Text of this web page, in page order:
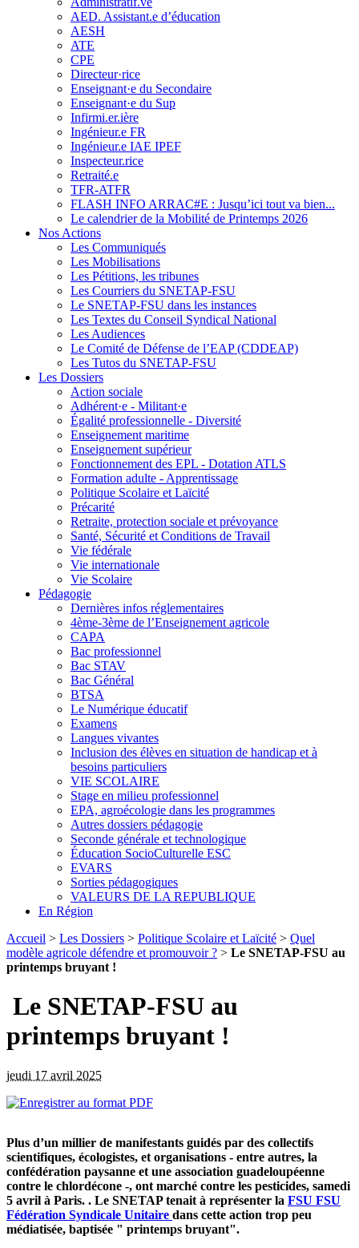
AED. Assistant.e d’éducation
AESH
ATE
CPE
Directeur·rice
Enseignant·e du Secondaire
Enseignant·e du Sup
Infirmi.er.ière
Ingénieur.e FR
Ingénieur.e IAE IPEF
Inspecteur.rice
Retraité.e
TFR-ATFR
FLASH INFO ARRAC#E : Jusqu’ici tout va bien...
Le calendrier de la Mobilité de Printemps 2026
Nos Actions
Les Communiqués
Les Mobilisations
Les Pétitions, les tribunes
Les Courriers du SNETAP-FSU
Le SNETAP-FSU dans les instances
Les Textes du Conseil Syndical National
Les Audiences
Le Comité de Défense de l’EAP (CDDEAP)
Les Tutos du SNETAP-FSU
Les Dossiers
Action sociale
Adhérent·e - Militant·e
Égalité professionnelle - Diversité
Enseignement maritime
Enseignement supérieur
Fonctionnement des EPL - Dotation ATLS
Formation adulte - Apprentissage
Politique Scolaire et Laïcité
Précarité
Retraite, protection sociale et prévoyance
Santé, Sécurité et Conditions de Travail
Vie fédérale
Vie internationale
Vie Scolaire
Pédagogie
Dernières infos réglementaires
4ème-3ème de l’Enseignement agricole
CAPA
Bac professionnel
Bac STAV
Bac Général
BTSA
Le Numérique éducatif
Examens
Langues vivantes
Inclusion des élèves en situation de handicap et à
besoins particuliers
VIE SCOLAIRE
Stage en milieu professionnel
EPA, agroécologie dans les programmes
Autres dossiers pédagogie
Seconde générale et technologique
Éducation SocioCulturelle ESC
EVARS
Sorties pédagogiques
VALEURS DE LA REPUBLIQUE
En Région
Accueil > Les Dossiers > Politique Scolaire et Laïcité > Quel
modèle agricole défendre et promouvoir ? > Le SNETAP-FSU au
printemps bruyant !
Le SNETAP-FSU au
printemps bruyant !
jeudi 17 avril 2025
Plus d’un millier de manifestants guidés par des collectifs
scientifiques, écologistes, et organisations - entre autres, la
confédération paysanne et une association guadeloupéenne
contre le chlordécone -, ont marché contre les pesticides, samedi
5 avril à Paris. . Le SNETAP tenait à représenter la FSU FSU
Fédération Syndicale Unitaire dans cette action trop peu
médiatisée, baptisée " printemps bruyant".